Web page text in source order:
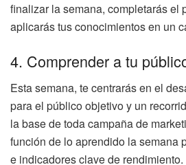
finalizar la semana, completarás el
aplicarás tus conocimientos en un
4. Comprender a tu
Esta semana, te centrarás en el
para el público objetivo y un
la base de toda campaña de
función de lo aprendido la semana
e indicadores clave de